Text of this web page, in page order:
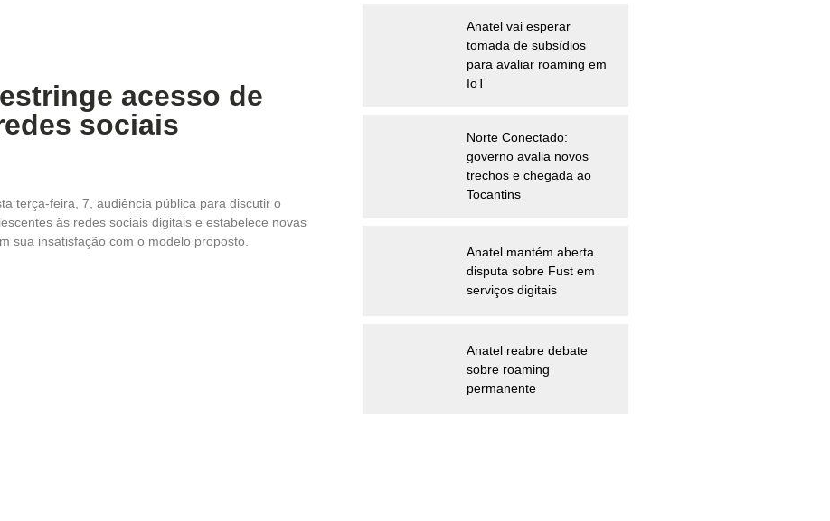
acesso de
sociais
terça-feira, 7, audiência pública para discutir o
às redes sociais digitais e estabelece novas
sua insatisfação com o modelo proposto.
Anatel vai esperar
tomada de subsídios
para avaliar roaming em
IoT
Norte Conectado:
governo avalia novos
trechos e chegada ao
Tocantins
Anatel mantém aberta
disputa sobre Fust em
serviços digitais
Anatel reabre debate
sobre roaming
permanente